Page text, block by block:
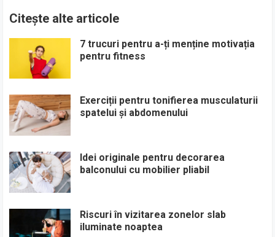
Citește alte articole
7 trucuri pentru a-ți menține motivația
pentru fitness
Exerciții pentru tonifierea musculaturii
spatelui și abdomenului
Idei originale pentru decorarea
balconului cu mobilier pliabil
Riscuri în vizitarea zonelor slab
iluminate noaptea